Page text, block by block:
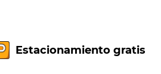
Estacionamiento gratis